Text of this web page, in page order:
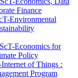
Finance
Environmental
Economics for
Policy
of Things :
Program